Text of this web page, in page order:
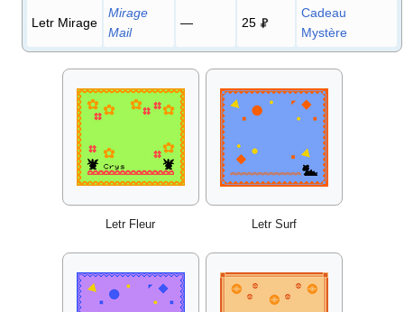
Letr Mirage
Mirage
Mail
— 25
Cadeau
Mystère
Letr Fleur Letr Surf